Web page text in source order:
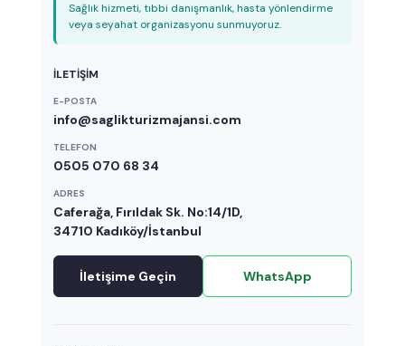
Sağlık hizmeti, tıbbi danışmanlık, hasta yönlendirme
veya seyahat organizasyonu sunmuyoruz.
İLETIŞIM
E-POSTA
info@saglikturizmajansi.com
TELEFON
0505 070 68 34
ADRES
Caferağa, Fırıldak Sk. No:14/1D,
34710 Kadıköy/İstanbul
İletişime Geçin WhatsApp